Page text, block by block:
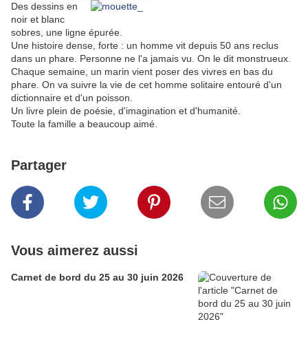
Des dessins en
noir et blanc
sobres, une ligne épurée.
Une histoire dense, forte : un homme vit depuis 50 ans reclus
dans un phare. Personne ne l'a jamais vu. On le dit monstrueux.
Chaque semaine, un marin vient poser des vivres en bas du
phare. On va suivre la vie de cet homme solitaire entouré d'un
dictionnaire et d'un poisson.
Un livre plein de poésie, d'imagination et d'humanité.
Toute la famille a beaucoup aimé.
Partager
Vous aimerez aussi
Carnet de bord du 25 au 30 juin 2026